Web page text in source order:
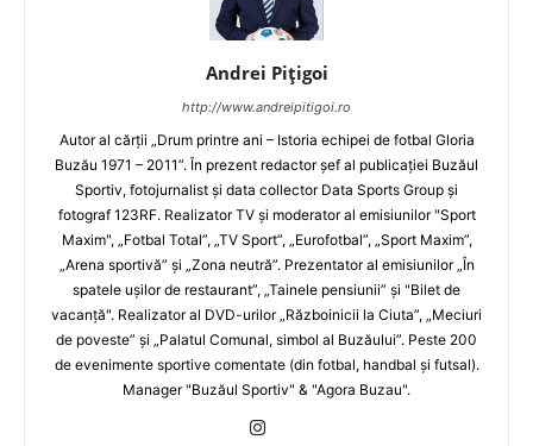
Andrei Pițigoi
http://www.andreipitigoi.ro
Autor al cărţii „Drum printre ani – Istoria echipei de fotbal Gloria
Buzău 1971 – 2011”. În prezent redactor şef al publicaţiei Buzăul
Sportiv, fotojurnalist şi data collector Data Sports Group şi
fotograf 123RF. Realizator TV şi moderator al emisiunilor "Sport
Maxim", „Fotbal Total”, „TV Sport”, „Eurofotbal”, „Sport Maxim”,
„Arena sportivă” şi „Zona neutră”. Prezentator al emisiunilor „În
spatele uşilor de restaurant”, „Tainele pensiunii” şi "Bilet de
vacanţă". Realizator al DVD-urilor „Războinicii la Ciuta”, „Meciuri
de poveste” şi „Palatul Comunal, simbol al Buzăului”. Peste 200
de evenimente sportive comentate (din fotbal, handbal şi futsal).
Manager "Buzăul Sportiv" & "Agora Buzau".